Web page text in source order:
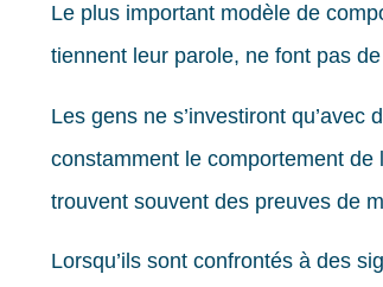
Le plus important modèle de
tiennent leur parole, ne font pas
Les gens ne s’investiront
constamment le comportement
trouvent souvent des preuves de
Lorsqu’ils sont confrontés à des